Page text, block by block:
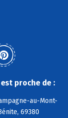
proche de :
au-Mont-
69380